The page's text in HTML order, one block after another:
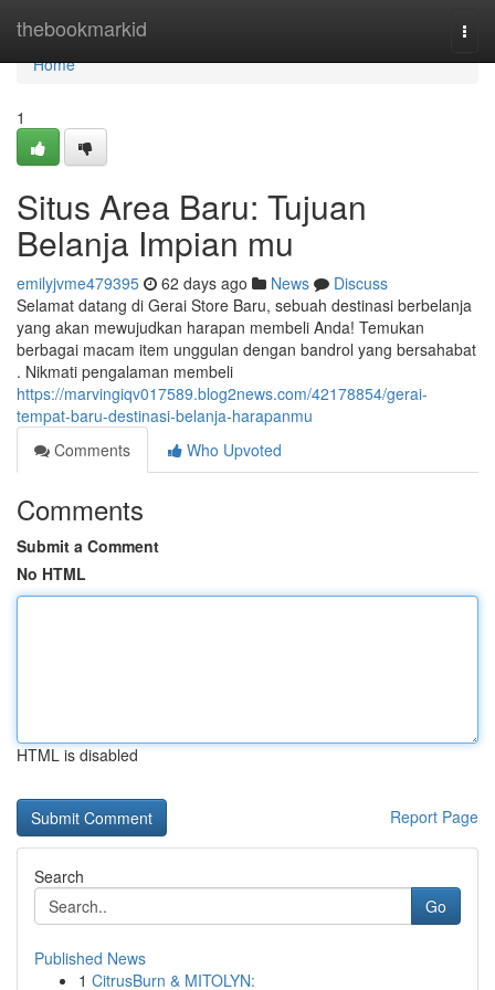
thebookmarkid
Home
Home
1
Situs Area Baru: Tujuan
Belanja Impian mu
emilyjvme479395 62 days ago News
Discuss
Selamat datang di Gerai Store Baru, sebuah destinasi berbelanja
yang akan mewujudkan harapan membeli Anda! Temukan
berbagai macam item unggulan dengan bandrol yang bersahabat
. Nikmati pengalaman membeli
https://marvingiqv017589.blog2news.com/42178854/gerai-
tempat-baru-destinasi-belanja-harapanmu
Comments
Who Upvoted
Comments
Submit a Comment
No HTML
HTML is disabled
Report Page
Search
Go
Published News
1 CitrusBurn & MITOLYN: